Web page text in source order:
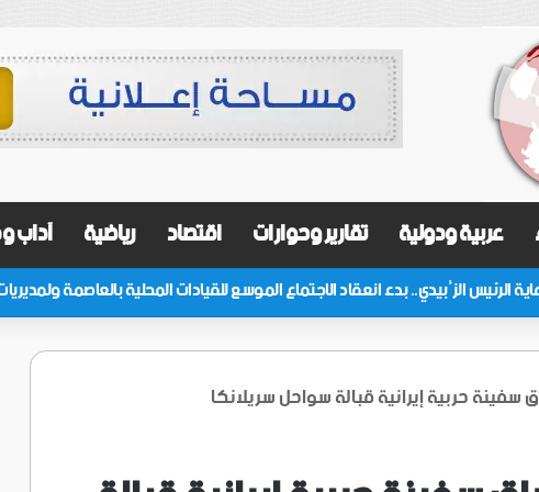
عربية ودولية تقارير وحوارات اقتصاد رياضية آداب
سفينة حربية إيرانية قبالة سواحل سريلانكا